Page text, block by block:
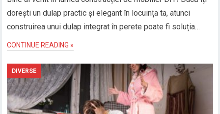
dorești un dulap practic și elegant în locuința ta, atunci
construirea unui dulap integrat în perete poate fi soluția…
CONTINUE READING »
DIVERSE